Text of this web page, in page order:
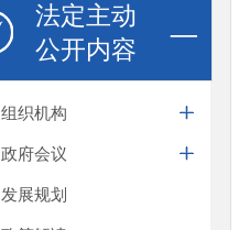
法定主动
公开内容
组织机构
政府会议
发展规划